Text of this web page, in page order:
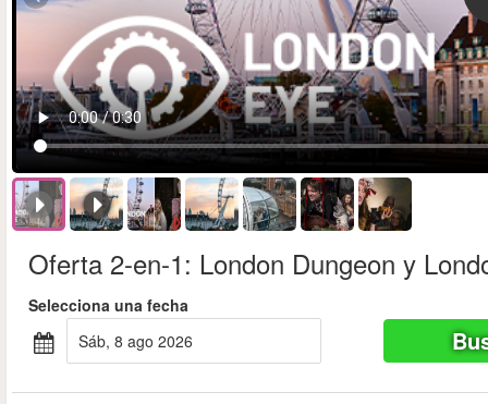
Oferta 2-en-1: London Dungeon y
Selecciona una fecha
sáb, 8 ago 2026